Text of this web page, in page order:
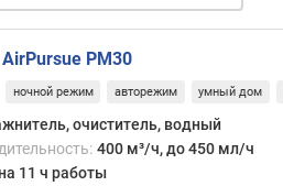
PM30
ночной режим авторежим умный дом
очиститель, водный
400 м³/ч, до 450 мл/ч
11 ч работы